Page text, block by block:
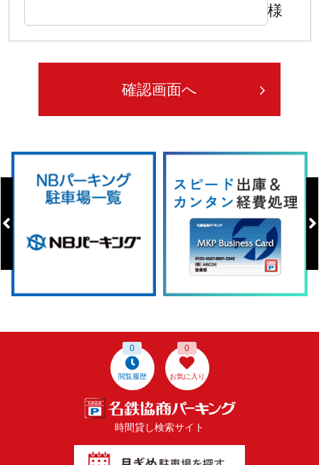
様
閲覧履歴
0
お気に入り
0
時間貸し検索サイト